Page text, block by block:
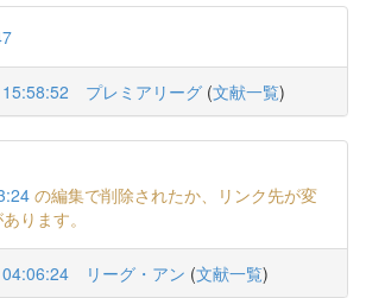
プレミアリーグ (文献一覧)
の編集で削除されたか、リンク先が変
ります。
リーグ・アン (文献一覧)